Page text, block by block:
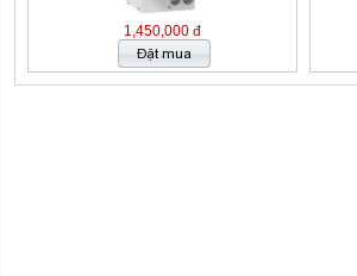
1,450,000 đ